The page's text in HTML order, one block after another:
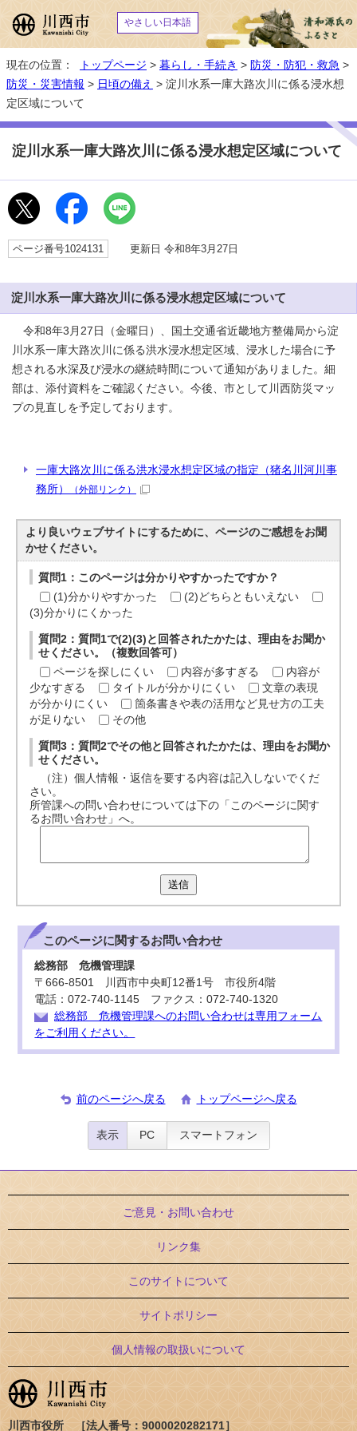
やさしい日本語
現在の位置： トップページ > 暮らし・手続き > 防災・防犯・救急 >
防災・災害情報 > 日頃の備え > 淀川水系一庫大路次川に係る浸水想
定区域について
淀川水系一庫大路次川に係る浸水想定区域について
ページ番号1024131 更新日 令和8年3月27日
淀川水系一庫大路次川に係る浸水想定区域について
令和8年3月27日（金曜日）、国土交通省近畿地方整備局から淀
川水系一庫大路次川に係る洪水浸水想定区域、浸水した場合に予
想される水深及び浸水の継続時間について通知がありました。細
部は、添付資料をご確認ください。今後、市として川西防災マッ
プの見直しを予定しております。
一庫大路次川に係る洪水浸水想定区域の指定（猪名川河川事
務所）
（外部リンク）
より良いウェブサイトにするために、ページのご感想をお聞
かせください。
質問1：このページは分かりやすかったですか？
(1)分かりやすかった
(2)どちらともいえない
(3)分かりにくかった
質問2：質問1で(2)(3)と回答されたかたは、理由をお聞か
せください。（複数回答可）
ページを探しにくい
内容が多すぎる
内容が
少なすぎる
タイトルが分かりにくい
文章の表現
が分かりにくい
箇条書きや表の活用など見せ方の工夫
が足りない
その他
質問3：質問2でその他と回答されたかたは、理由をお聞か
せください。
（注）個人情報・返信を要する内容は記入しないでくだ
さい。
所管課への問い合わせについては下の「このページに関す
るお問い合わせ」へ。
送信
このページに関するお問い合わせ
総務部 危機管理課
〒666-8501 川西市中央町12番1号 市役所4階
電話：072-740-1145 ファクス：072-740-1320
総務部 危機管理課へのお問い合わせは専用フォーム
をご利用ください。
前のページへ戻る トップページへ戻る
表示 PC スマートフォン
ご意見・お問い合わせ
リンク集
このサイトについて
サイトポリシー
個人情報の取扱いについて
川西市役所 ［法人番号：9000020282171］